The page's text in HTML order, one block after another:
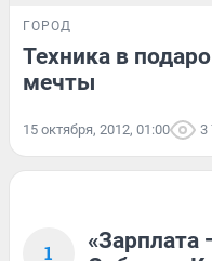
ГОРОД
Техника в
мечты
15 октября, 2012, 01:00 3
1
«Зарплата